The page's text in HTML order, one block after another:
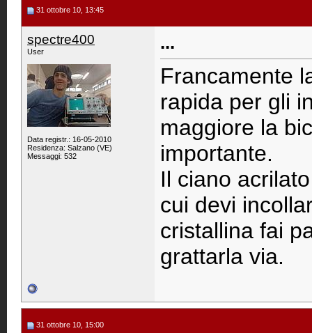
31 ottobre 10, 13:45
spectre400
User
Data registr.: 16-05-2010
Residenza: Salzano (VE)
Messaggi: 532
...
Francamente
rapida per gli
maggiore la
importante.
Il ciano
cui devi
cristallina fai
grattarla via.
31 ottobre 10, 15:00